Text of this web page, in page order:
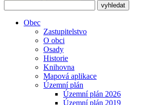
Obec
Zastupitelstvo
O obci
Osady
Historie
Knihovna
Mapová aplikace
Územní plán
Územní plán 2026
Územní plán 2019